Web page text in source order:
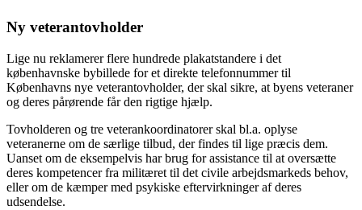
Ny veterantovholder
Lige nu reklamerer flere hundrede plakatstandere i det
københavnske bybillede for et direkte telefonnummer til
Københavns nye veterantovholder, der skal sikre, at byens veteraner
og deres pårørende får den rigtige hjælp.
Tovholderen og tre veterankoordinatorer skal bl.a. oplyse
veteranerne om de særlige tilbud, der findes til lige præcis dem.
Uanset om de eksempelvis har brug for assistance til at oversætte
deres kompetencer fra militæret til det civile arbejdsmarkeds behov,
eller om de kæmper med psykiske eftervirkninger af deres
udsendelse.